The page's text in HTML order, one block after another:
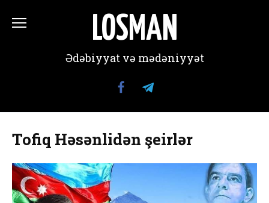
содержанию LOSMAN
Ədəbiyyat və mədəniyyət
Tofiq Həsənlidən şeirlər